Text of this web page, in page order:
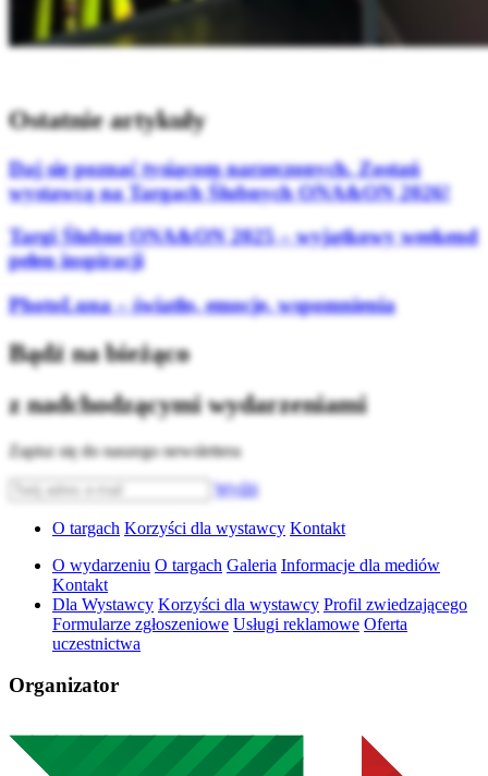
Ostatnie artykuły
Daj się poznać tysiącom narzeczonych. Zostań
wystawcą na Targach Ślubnych ONA&ON 2026!
Targi Ślubne ONA&ON 2025 – wyjątkowy weekend
pełen inspiracji
PhotoLuna – światło, emocje, wspomnienia
Bądź na bieżąco
z nadchodzącymi wydarzeniami
Zapisz się do naszego newslettera
Wyślij
O targach Korzyści dla wystawcy Kontakt
O wydarzeniu O targach Galeria Informacje dla mediów
Kontakt
Dla Wystawcy Korzyści dla wystawcy Profil zwiedzającego
Formularze zgłoszeniowe Usługi reklamowe Oferta
uczestnictwa
Organizator